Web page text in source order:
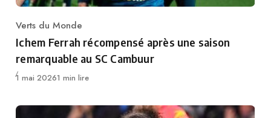
Category
Verts du Monde
Ichem Ferrah récompensé après une saison
remarquable au SC Cambuur
Publié
1 mai 20261 min lire